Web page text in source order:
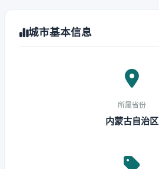
城市基本信息
所属省份
内蒙古自治区